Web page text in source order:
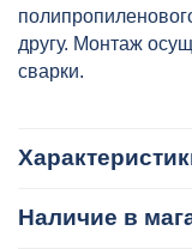
другу. Монтаж
сварки.
Наличие в